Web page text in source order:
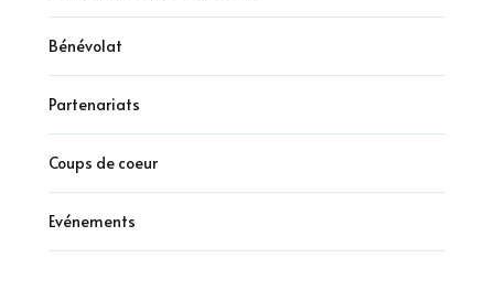
Bénévolat
Partenariats
Coups de coeur
Evénements